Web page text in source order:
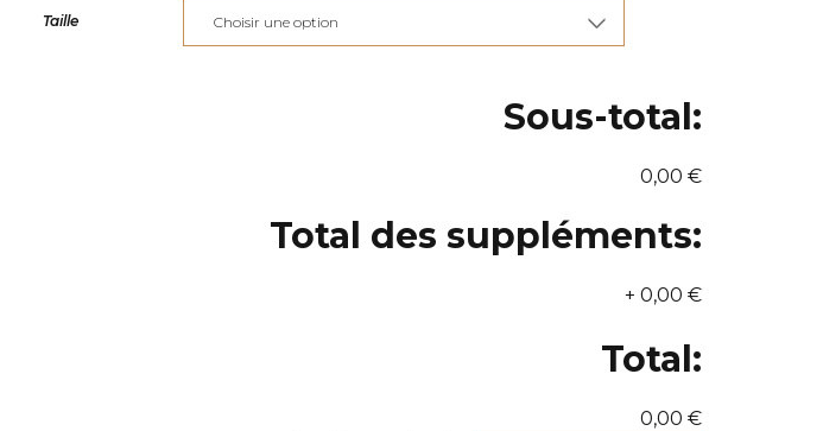
à
Taille
Sous-total:
0,00 €
Total des suppléments:
+ 0,00 €
Total:
0,00 €